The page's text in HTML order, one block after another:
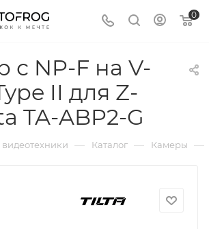
0
с NP-F на V-
II для Z-
TA-ABP2-G
— Каталог — Камеры —